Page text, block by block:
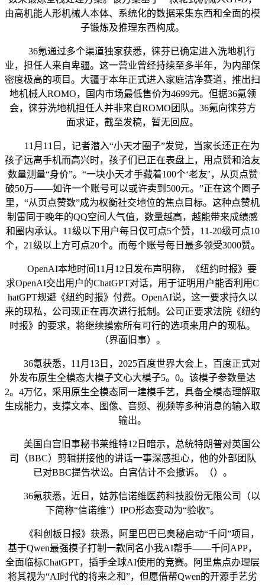
由高机能人形机械人本体、系统化的数据采集东西和全面的模
子锻炼及推理东西构成。
36氪通过多个渠道独家获悉，徕芬已确定进入洗地机行
业，担任人来自卑疆。这一营业曾经持续至多半年，为内部保
密度极高的项目。大疆于本年正式进入家庭洁净赛道，推出扫
地机械人ROMO，国内市场最低售价为4699元。但据36氪领
会，徕芬洗地机担任人并非来自ROMO团队。36氪向徕芬方
面求证，截至发稿，暂无回应。
11月11日，记者潜入“小天才圈子”发觉，当家长还正在为
孩子远离手机而高兴时，孩子们已正在表盘上，用点赞和洽友
数量测量“身价”。“一块小天才手藏着100个‘老友’，从页点赞
破50万——如许一个账号可以或许卖到500元。”正在这个圈子
里，“从页点赞数”成为权衡社交地位的焦点目标。这种点赞机
制雷同于晚年的QQ空间人气值，数量越高，越能带来成绩感
和圈内承认。11级以下用户每日仅可点5个赞，11-20级可点10
个，21级以上方可点20个。而每个账号每日最多领受3000赞。
OpenAI本地时间11月12日发布声明称，《纽约时报》要
求OpenAI交出用户的ChatGPT对话，用于证明用户能否利用C
hatGPT规避《纽约时报》付费。OpenAI说，这一要求持久以
来的现私，公司现正在再次进行抵制。公司正要求法院《纽约
时报》的要求，将继续摸索所有可行的选项来用户的现私。
（界面旧事）。
36氪获悉，11月13日，2025百度世界大会上，百度正式对
外发布原生全模态大模子文心大模子5。0。该模子参数量达
2。4万亿，采用原生全模态同一建模手艺，具备全模态理解取
生成能力，支撑文本、图像、音频、视频等多种消息的输入取
输出。
美国白宫旧事秘书莱维特12日暗示，总统特朗普对英国公
司（BBC）剪辑拼接他的讲话一事深感担心，他的外部团队
已对BBC提告状讼。白宫估计不会撤诉。（）。
36氪获悉，近日，姑苏信诺维医药科技股份无限公司（以
下简称“信诺维”）IPO形态变动为“验收”。
《科创板日报》获悉，阿里巴巴已奥秘启动“千问”项目，
基于Qwen最强模子打制一款同名小我AI帮手——千问APP，
全面临标ChatGPT，插手全球AI使用的竞赛。阿里焦点办理层
将其视为“AI时代的将来之和”，但愿借帮Qwen的开源手艺劣